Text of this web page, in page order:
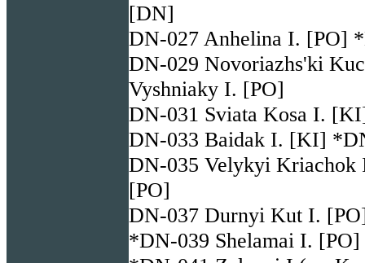
[DN]
DN-027 Anhelina I. [PO]
DN-029 Novoriazhs'ki
Vyshniaky I. [PO]
DN-031 Sviata Kosa I.
DN-033 Baidak I. [KI]
DN-035 Velykyi
[PO]
DN-037 Durnyi Kut I.
*DN-039 Shelamai I.